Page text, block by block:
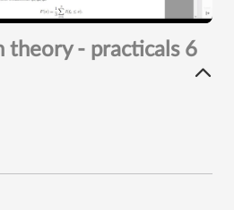
theory - practicals 6